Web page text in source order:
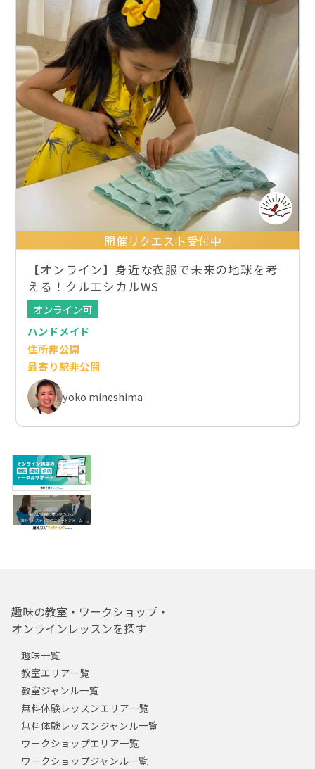
開催リクエスト受付中
【オンライン】身近な衣服で未来の地球を考
える！クルエシカルWS
オンライン可
ハンドメイド
住所非公開
最寄り駅非公開
yoko mineshima
趣味の教室・ワークショップ・
オンラインレッスンを探す
趣味一覧
教室エリア一覧
教室ジャンル一覧
無料体験レッスンエリア一覧
無料体験レッスンジャンル一覧
ワークショップエリア一覧
ワークショップジャンル一覧